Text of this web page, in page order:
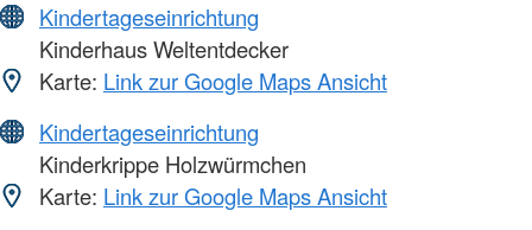
Kindertageseinrichtung
Kinderhaus Weltentdecker
Karte: Link zur Google Maps Ansicht
Kindertageseinrichtung
Kinderkrippe Holzwürmchen
Karte: Link zur Google Maps Ansicht